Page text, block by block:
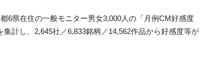
6県在住の一般モニター男女3,000人の「月例CM好感度
計し、2,645社／6,833銘柄／14,562作品から好感度等が